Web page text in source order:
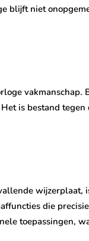
blijft niet
is bestand
die
toepassingen,